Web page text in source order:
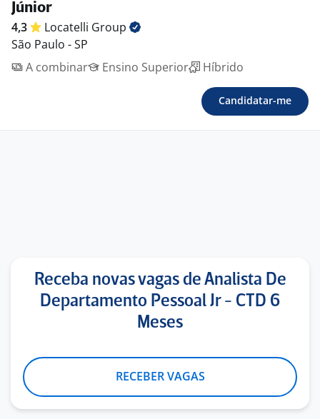
Júnior
4,3 Locatelli Group
São Paulo - SP
A combinar
Ensino Superior Híbrido
Candidatar-me
Receba novas vagas de Analista De
Departamento Pessoal Jr - CTD 6
Meses
RECEBER VAGAS